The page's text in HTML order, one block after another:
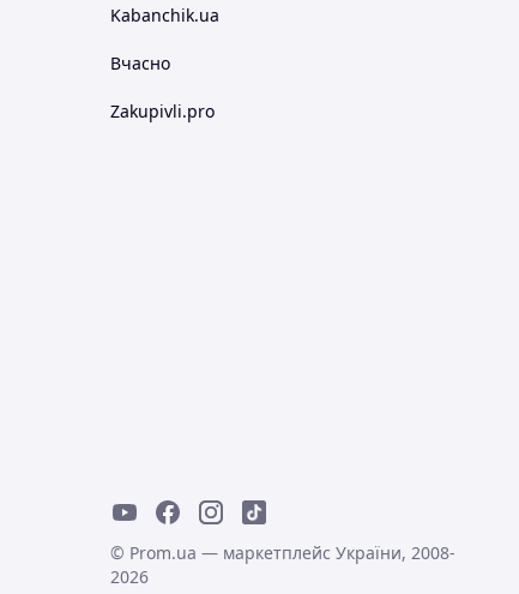
Kabanchik.ua
Вчасно
Zakupivli.pro
© Prom.ua — маркетплейс України, 2008-
2026